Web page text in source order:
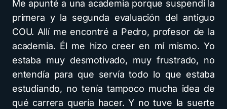
Me apunté a una academia porque suspendí la
primera y la segunda evaluación del antiguo
COU. Allí me encontré a Pedro, profesor de la
academia. Él me hizo creer en mí mismo. Yo
estaba muy desmotivado, muy frustrado, no
entendía para que servía todo lo que estaba
estudiando, no tenía tampoco mucha idea de
qué carrera quería hacer. Y no tuve la suerte